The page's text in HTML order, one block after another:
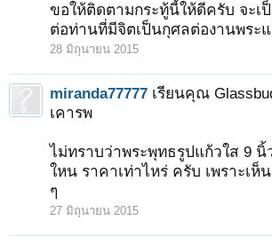
ขอให้ติดตามกระทู้นี้ให้ดีครับ จะเ
ต่อท่านที่มีจิตเป็นกุศลต่องานพระ
28 มิถุนายน 2015
miranda77777 เรียนคุณ
เคารพ
ไม่ทราบว่าพระพุทธรูปแก้วใส 9 นิ้
ใหน ราคาเท่าไหร่ ครับ เพราะเห็
ๆ
27 มิถุนายน 2015